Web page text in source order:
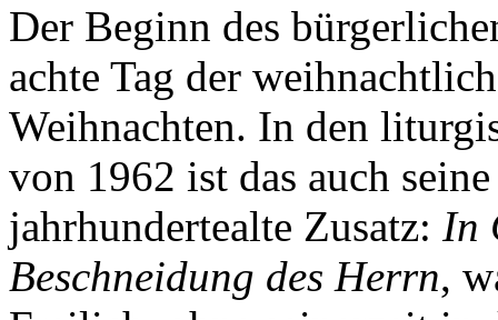
Der Beginn des
achte Tag der
Weihnachten. In den
von 1962 ist das auch
jahrhundertealte Zusatz: In
Beschneidung des Herrn,